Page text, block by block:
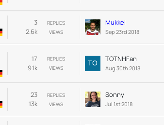
REPLIES
3
VIEWS
2.6k
Mukkel
Sep 23rd 2018
REPLIES
17
VIEWS
9.1k
TOTNHFan
Aug 30th 2018
REPLIES
23
VIEWS
13k
Sonny
Jul 1st 2018